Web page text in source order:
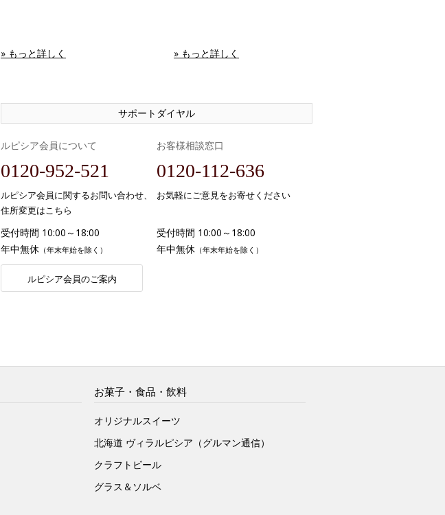
» もっと詳しく » もっと詳しく
サポートダイヤル
ルピシア会員について
0120-952-521
ルピシア会員に関するお問い合わせ、
住所変更はこちら
受付時間 10:00～18:00
年中無休 （年末年始を除く）
ルピシア会員のご案内
お客様相談窓口
0120-112-636
お気軽にご意見をお寄せください
受付時間 10:00～18:00
年中無休 （年末年始を除く）
お菓子・食品・飲料
オリジナルスイーツ
北海道 ヴィラルピシア（グルマン通信）
クラフトビール
グラス＆ソルベ